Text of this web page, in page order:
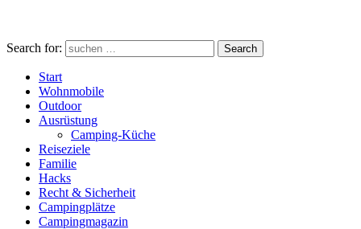
Search for: Search
Start
Wohnmobile
Outdoor
Ausrüstung
Camping-Küche
Reiseziele
Familie
Hacks
Recht & Sicherheit
Campingplätze
Campingmagazin